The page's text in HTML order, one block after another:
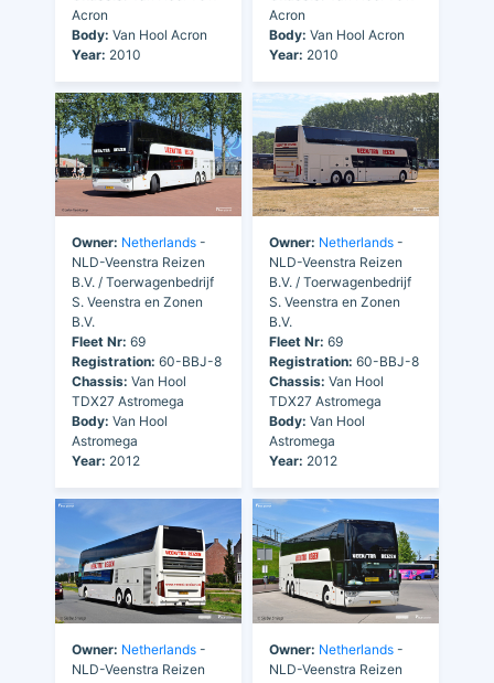
Acron
Body: Van Hool Acron
Year: 2010
Acron
Body: Van Hool Acron
Year: 2010
Owner: Netherlands -
NLD-Veenstra Reizen
B.V. / Toerwagenbedrijf
S. Veenstra en Zonen
B.V.
Fleet Nr: 69
Registration: 60-BBJ-8
Chassis: Van Hool
TDX27 Astromega
Body: Van Hool
Astromega
Year: 2012
Owner: Netherlands -
NLD-Veenstra Reizen
B.V. / Toerwagenbedrijf
S. Veenstra en Zonen
B.V.
Fleet Nr: 69
Registration: 60-BBJ-8
Chassis: Van Hool
TDX27 Astromega
Body: Van Hool
Astromega
Year: 2012
Owner: Netherlands -
NLD-Veenstra Reizen
Owner: Netherlands -
NLD-Veenstra Reizen